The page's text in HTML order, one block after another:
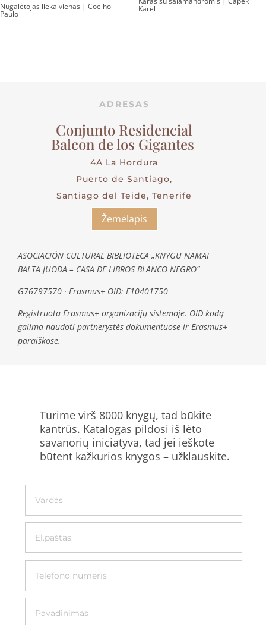
Nugalėtojas lieka vienas | Coelho
Paulo
Karel
ADRESAS
Conjunto Residencial
Balcon de los Gigantes
4A La Hordura
Puerto de Santiago,
Santiago del Teide, Tenerife
Žemėlapis
ASOCIACIÓN CULTURAL BIBLIOTECA „KNYGU NAMAI
BALTA JUODA – CASA DE LIBROS BLANCO NEGRO”
G76797570 · Erasmus+ OID: E10401750
Registruota Erasmus+ organizacijų sistemoje. OID kodą
galima naudoti partnerystės dokumentuose ir Erasmus+
paraiškose.
Turime virš 8000 knygų, tad būkite
kantrūs. Katalogas pildosi iš lėto
savanorių iniciatyva, tad jei ieškote
būtent kažkurios knygos – užklauskite.